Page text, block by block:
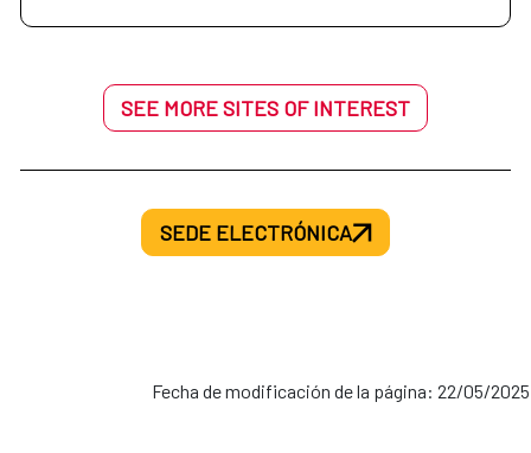
SEE MORE SITES OF INTEREST
SEDE ELECTRÓNICA
Fecha de modificación de la página: 22/05/2025